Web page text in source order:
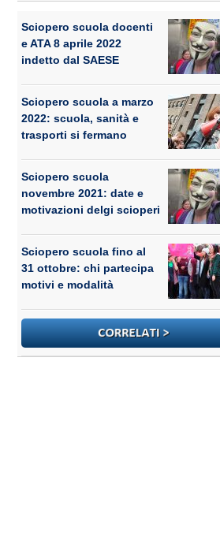
Sciopero scuola docenti
e ATA 8 aprile 2022
indetto dal SAESE
Sciopero scuola a marzo
2022: scuola, sanità e
trasporti si fermano
Sciopero scuola
novembre 2021: date e
motivazioni delgi scioperi
Sciopero scuola fino al
31 ottobre: chi partecipa
motivi e modalità